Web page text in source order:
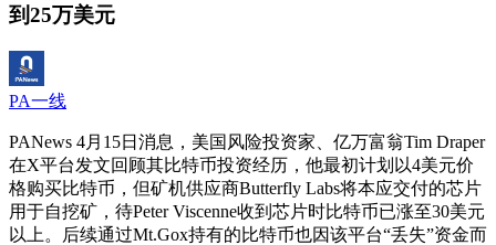
到25万美元
PA一线
PANews 4月15日消息，美国风险投资家、亿万富翁Tim Draper
在X平台发文回顾其比特币投资经历，他最初计划以4美元价
格购买比特币，但矿机供应商Butterfly Labs将本应交付的芯片
用于自挖矿，待Peter Viscenne收到芯片时比特币已涨至30美元
以上。后续通过Mt.Gox持有的比特币也因该平台“丢失”资金而